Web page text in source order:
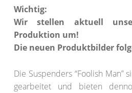
Wichtig:
Wir stellen aktuell
Produktion um!
Die neuen Produktbilder
Die Suspenders “Foolish Man”
gearbeitet und bieten